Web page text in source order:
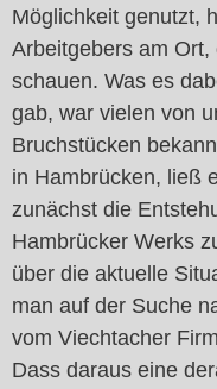
Möglichkeit genutzt,
Arbeitgebers am
schauen. Was es
gab, war vielen von
Bruchstücken
in Hambrücken, ließ
zunächst die
Hambrücker Werks
über die aktuelle
man auf der Suche
vom Viechtacher
Dass daraus eine